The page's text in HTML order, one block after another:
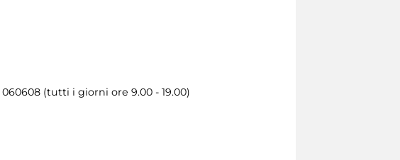
060608 (tutti i giorni ore 9.00 - 19.00)